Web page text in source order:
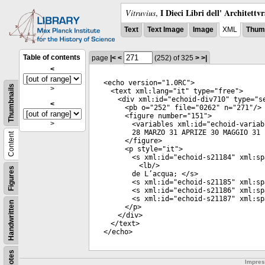
Vitruvius, I Dieci Libri dell'
Text Text Image Image XML
Notes
Handwritten
Figures
Content
Thumbnails
Table of contents
<
>
<
>
page |< < (252) of 325 > >|
<echo version="1.0RC">
<text xml:lang="it " type="free">
<div xml:id="echoid-div710" type="
<pb o="252" file="0262" n="271"/>
<figure number="151">
<variables xml:id="echoid-
28 MARZO 31 APRIZE 30
</figure>
<p style="it ">
<s xml:id="echoid-s21184"
<lb/>
de L’acqua; </s>
<s xml:id="echoid-s21185"
<s xml:id="echoid-s21186"
<s xml:id="echoid-s21187"
</p>
</div>
</text>
</echo>